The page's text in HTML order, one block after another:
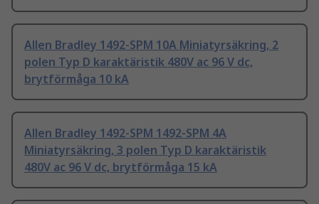
Allen Bradley 1492-SPM 10A Miniatyrsäkring, 2
polen Typ D karaktäristik 480V ac 96 V dc,
brytförmåga 10 kA
Allen Bradley 1492-SPM 1492-SPM 4A
Miniatyrsäkring, 3 polen Typ D karaktäristik
480V ac 96 V dc, brytförmåga 15 kA